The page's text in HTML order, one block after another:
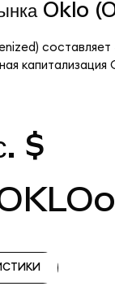
Oklo
$